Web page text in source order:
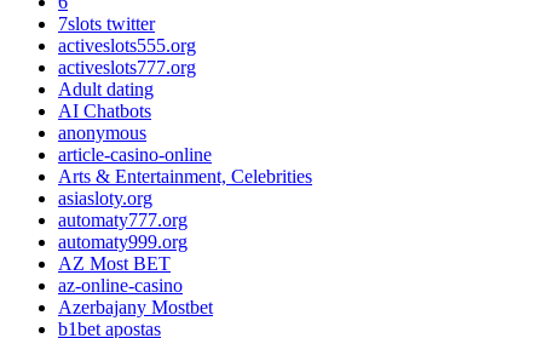
7slots twitter
activeslots555.org
activeslots777.org
Adult dating
AI Chatbots
anonymous
article-casino-online
Arts & Entertainment, Celebrities
asiasloty.org
automaty777.org
automaty999.org
AZ Most BET
az-online-casino
Azerbajany Mostbet
b1bet apostas